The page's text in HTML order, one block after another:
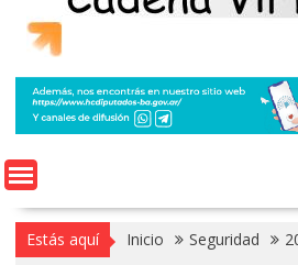
Estás aquí Inicio Seguridad